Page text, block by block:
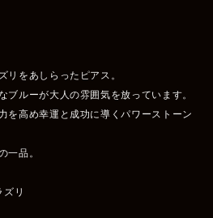
リをあしらったピアス。
ブルーが大人の雰囲気を放っています。
を高め幸運と成功に導くパワーストーン
一品。
リ